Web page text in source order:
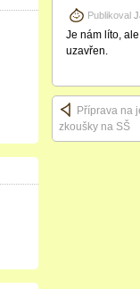
Publikoval
Je nám líto,
uzavřen.
Příprava na
zkoušky na SŠ